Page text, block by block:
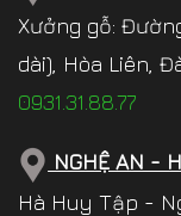
Xưởng gỗ:
dài), Hòa Liên,
0931.31.88.77
NGHỆ AN -
Hà Huy Tập -